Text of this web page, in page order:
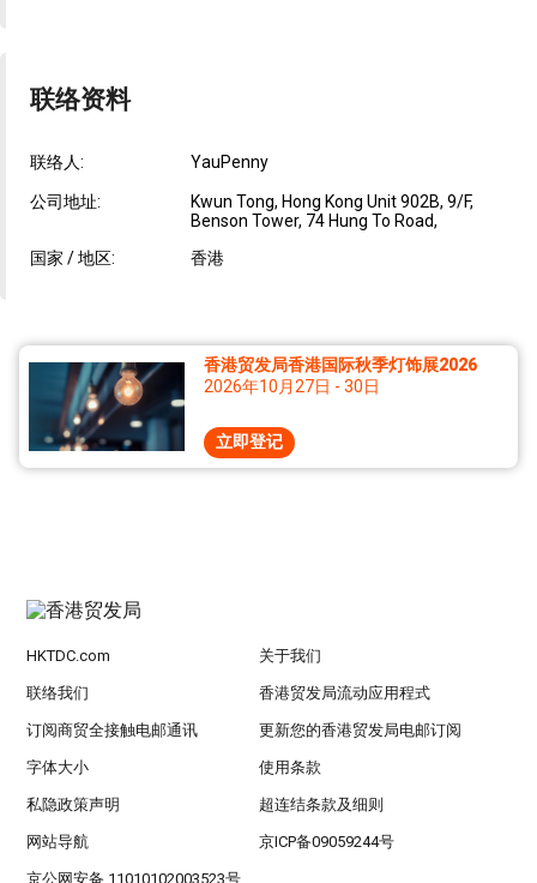
联络资料
联络人: YauPenny
公司地址:
Kwun Tong, Hong Kong Unit 902B, 9/F,
Benson Tower, 74 Hung To Road,
国家 / 地区:
香港
香港贸发局香港国际秋季灯饰展2026
2026年10月27日 - 30日
立即登记
HKTDC.com 关于我们
联络我们 香港贸发局流动应用程式
订阅商贸全接触电邮通讯 更新您的香港贸发局电邮订阅
字体大小 使用条款
私隐政策声明 超连结条款及细则
网站导航 京ICP备09059244号
京公网安备 11010102003523号